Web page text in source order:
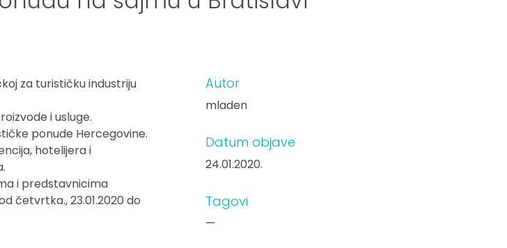
za turističku industriju
i usluge.
ponude Hercegovine.
hotelijera i
i predstavnicima
četvrtka., 23.01.2020 do
Autor
mladen
Datum objave
24.01.2020.
Tagovi
—